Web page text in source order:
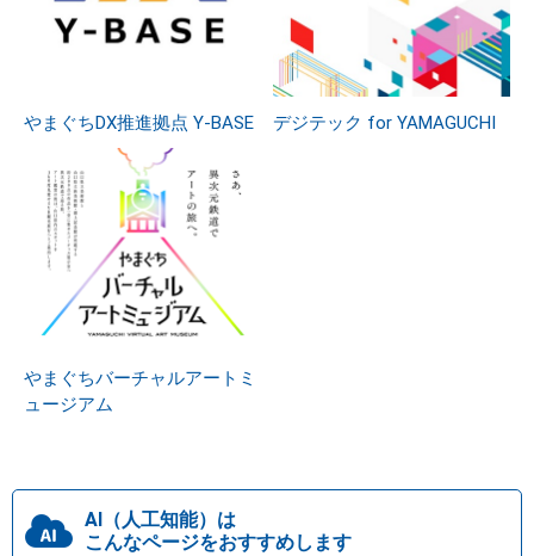
やまぐちDX推進拠点 Y-BASE デジテック for YAMAGUCHI
やまぐちバーチャルアートミ
ュージアム
AI（人工知能）は
こんなページをおすすめします